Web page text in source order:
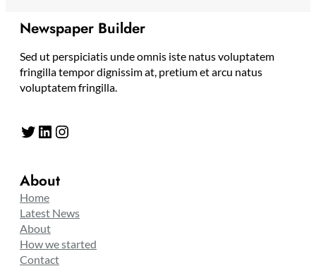
Newspaper Builder
Sed ut perspiciatis unde omnis iste natus voluptatem
fringilla tempor dignissim at, pretium et arcu natus
voluptatem fringilla.
Twitter LinkedIn Instagram
About
Home
Latest News
About
How we started
Contact